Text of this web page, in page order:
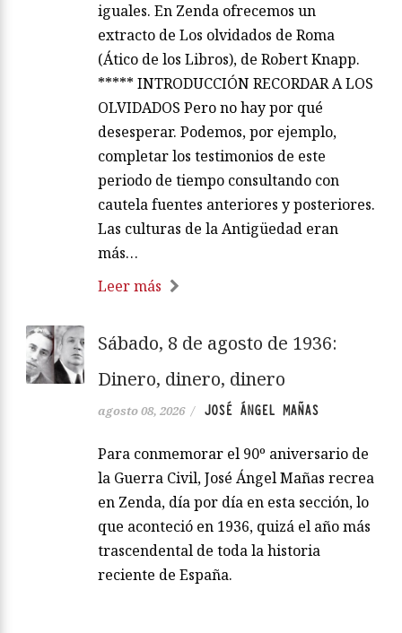
iguales. En Zenda ofrecemos un
extracto de Los olvidados de Roma
(Ático de los Libros), de Robert Knapp.
***** INTRODUCCIÓN RECORDAR A LOS
OLVIDADOS Pero no hay por qué
desesperar. Podemos, por ejemplo,
completar los testimonios de este
periodo de tiempo consultando con
cautela fuentes anteriores y posteriores.
Las culturas de la Antigüedad eran
más…
Leer más
Sábado, 8 de agosto de 1936:
Dinero, dinero, dinero
agosto 08, 2026 / JOSÉ ÁNGEL MAÑAS
Para conmemorar el 90º aniversario de
la Guerra Civil, José Ángel Mañas recrea
en Zenda, día por día en esta sección, lo
que aconteció en 1936, quizá el año más
trascendental de toda la historia
reciente de España.